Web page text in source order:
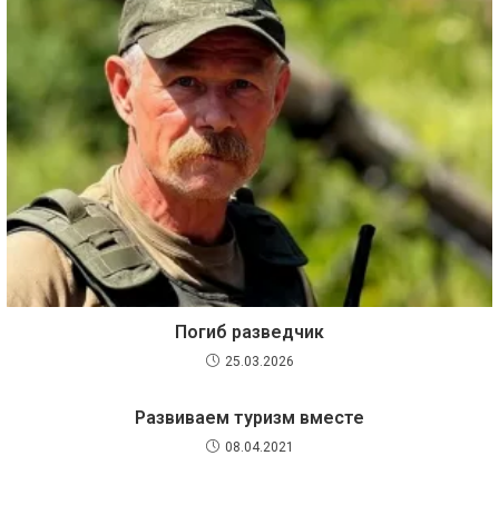
Погиб разведчик
25.03.2026
Развиваем туризм вместе
08.04.2021